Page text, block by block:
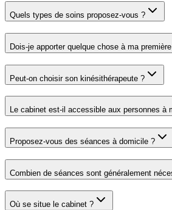
Quels types de soins proposez-vous ?
Dois-je apporter quelque chose à ma
Peut-on choisir son kinésithérapeute ?
Le cabinet est-il accessible aux personnes à
Proposez-vous des séances à domicile ?
Combien de séances sont généralement
Où se situe le cabinet ?